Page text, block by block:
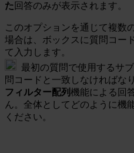
た 回答のみが表示されます。
このオプションを通じて複数
場合は、ボックスに質問コー
て入力します。
最初の質問で使用するサ
問コードと一致しなければな
フィルター配列 機能による回
ん。全体としてどのように機
ください。